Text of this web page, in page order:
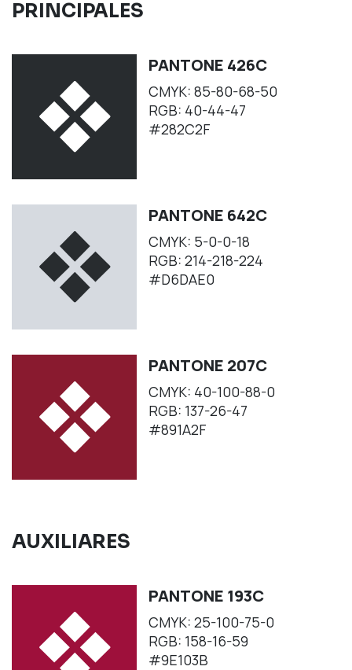
PRINCIPALES
PANTONE 426C
CMYK: 85-80-68-50
RGB: 40-44-47
#282C2F
PANTONE 642C
CMYK: 5-0-0-18
RGB: 214-218-224
#D6DAE0
PANTONE 207C
CMYK: 40-100-88-0
RGB: 137-26-47
#891A2F
AUXILIARES
PANTONE 193C
CMYK: 25-100-75-0
RGB: 158-16-59
#9E103B